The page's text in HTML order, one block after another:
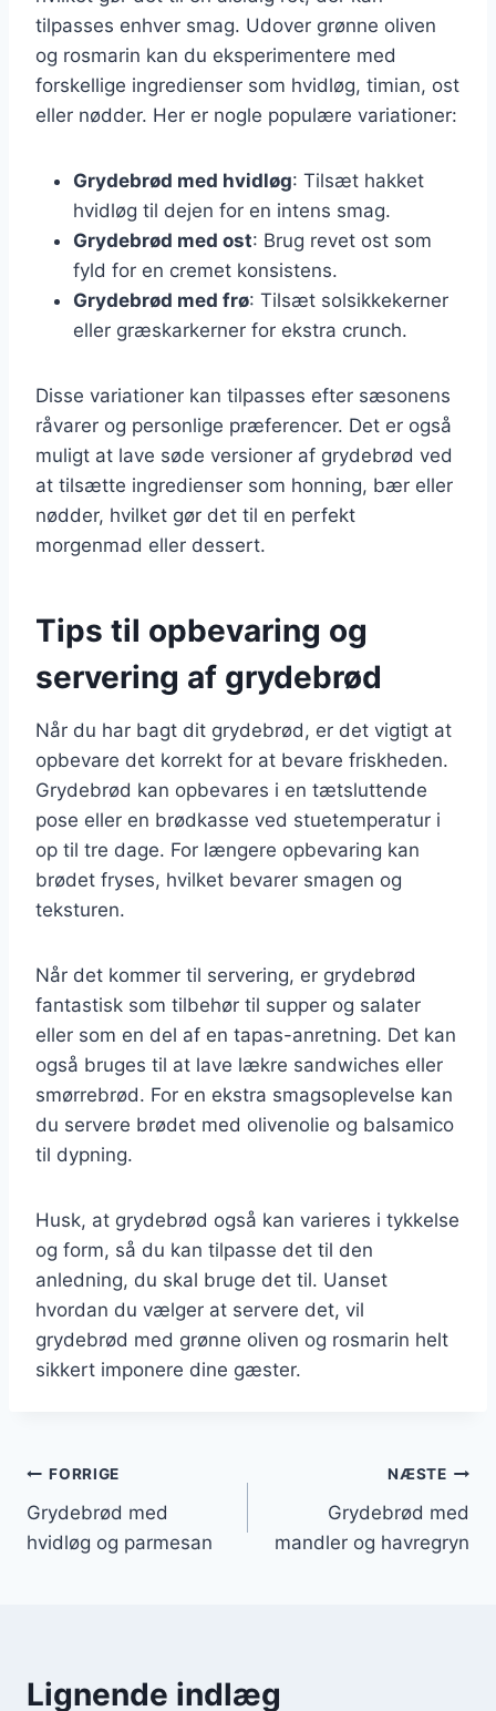
tilpasses enhver smag. Udover grønne oliven
og rosmarin kan du eksperimentere med
forskellige ingredienser som hvidløg, timian, ost
eller nødder. Her er nogle populære variationer:
Grydebrød med hvidløg: Tilsæt hakket
hvidløg til dejen for en intens smag.
Grydebrød med ost: Brug revet ost som
fyld for en cremet konsistens.
Grydebrød med frø: Tilsæt solsikkekerner
eller græskarkerner for ekstra crunch.
Disse variationer kan tilpasses efter sæsonens
råvarer og personlige præferencer. Det er også
muligt at lave søde versioner af grydebrød ved
at tilsætte ingredienser som honning, bær eller
nødder, hvilket gør det til en perfekt
morgenmad eller dessert.
Tips til opbevaring og
servering af grydebrød
Når du har bagt dit grydebrød, er det vigtigt at
opbevare det korrekt for at bevare friskheden.
Grydebrød kan opbevares i en tætsluttende
pose eller en brødkasse ved stuetemperatur i
op til tre dage. For længere opbevaring kan
brødet fryses, hvilket bevarer smagen og
teksturen.
Når det kommer til servering, er grydebrød
fantastisk som tilbehør til supper og salater
eller som en del af en tapas-anretning. Det kan
også bruges til at lave lækre sandwiches eller
smørrebrød. For en ekstra smagsoplevelse kan
du servere brødet med olivenolie og balsamico
til dypning.
Husk, at grydebrød også kan varieres i tykkelse
og form, så du kan tilpasse det til den
anledning, du skal bruge det til. Uanset
hvordan du vælger at servere det, vil
grydebrød med grønne oliven og rosmarin helt
sikkert imponere dine gæster.
Indlægsnavigation
FORRIGE
Grydebrød med
hvidløg og parmesan
NÆSTE
Grydebrød med
mandler og havregryn
Lignende indlæg